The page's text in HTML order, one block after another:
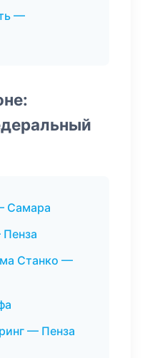
—
Самара
Станко —
— Пенза